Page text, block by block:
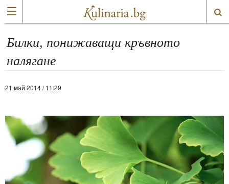
Билки, понижаващи кръвното
налягане
21 май 2014 / 11:29